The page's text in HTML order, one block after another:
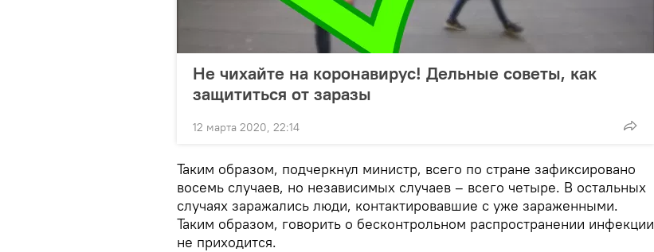
Не чихайте на коронавирус! Дельные советы, как
защититься от заразы
12 марта 2020, 22:14
Таким образом, подчеркнул министр, всего по стране зафиксировано
восемь случаев, но независимых случаев – всего четыре. В остальных
случаях заражались люди, контактировавшие с уже зараженными.
Таким образом, говорить о бесконтрольном распространении инфекции
не приходится.